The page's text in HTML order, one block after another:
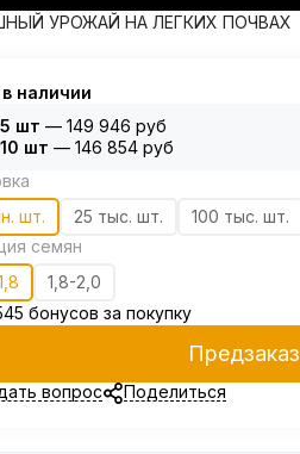
УРОЖАЙ НА ЛЕГКИХ ПОЧВАХ
наличии
5 шт — 149 946 руб
10 шт — 146 854 руб
шт.
25 тыс. шт.
100 тыс. шт.
семян
1,8-2,0
бонусов за покупку
Предзаказ
вопрос Поделиться